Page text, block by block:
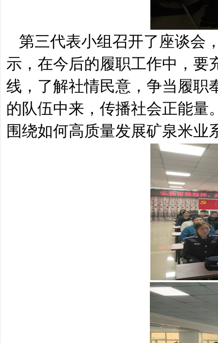
第三代表小组召开了座谈会
示，在今后的履职工作中，要
线，了解社情民意，争当履职
的队伍中来，传播社会正能量
围绕如何高质量发展矿泉米